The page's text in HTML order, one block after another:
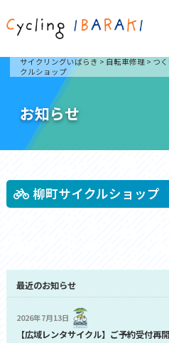
サイクリングいばらき > 自転車修理 > つ
クルショップ
お知らせ
柳町サイクルショップ
最近のお知らせ
2026年7月13日
【広域レンタサイクル】ご予約受付再